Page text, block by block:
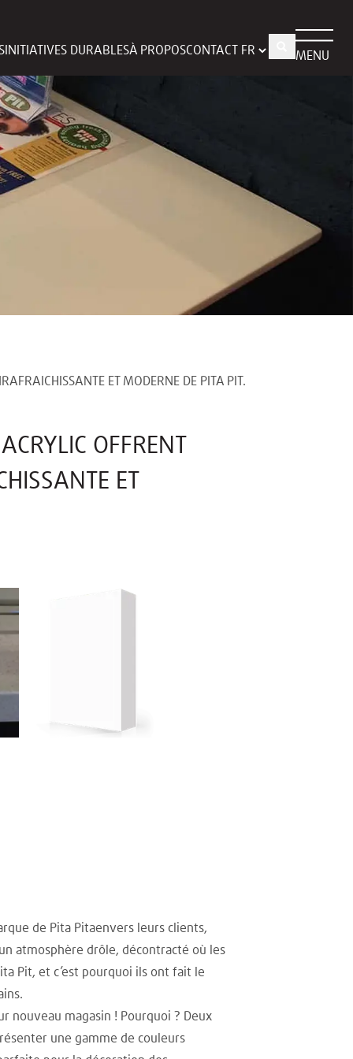
INITIATIVES DURABLESÀ PROPOSCONTACT MENU
ET MODERNE DE PITA PIT.
OFFRENT
ET
de Pita Pitaenvers leurs clients,
atmosphère drôle, décontracté où les
Pit, et c’est pourquoi ils ont fait le
nouveau magasin ! Pourquoi ? Deux
une gamme de couleurs